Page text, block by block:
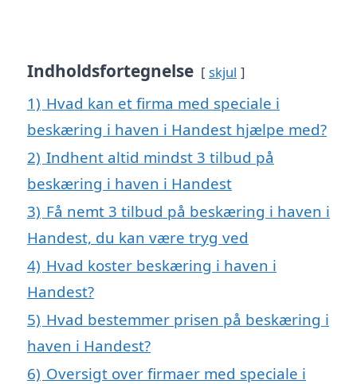
Indholdsfortegnelse skjul
1) Hvad kan et firma med speciale i
beskæring i haven i Handest hjælpe med?
2) Indhent altid mindst 3 tilbud på
beskæring i haven i Handest
3) Få nemt 3 tilbud på beskæring i haven i
Handest, du kan være tryg ved
4) Hvad koster beskæring i haven i
Handest?
5) Hvad bestemmer prisen på beskæring i
haven i Handest?
6) Oversigt over firmaer med speciale i